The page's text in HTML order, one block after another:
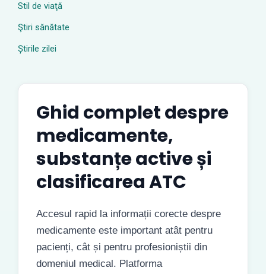
Stil de viaţă
Ştiri sănătate
Știrile zilei
Ghid complet despre
medicamente,
substanțe active și
clasificarea ATC
Accesul rapid la informații corecte despre
medicamente este important atât pentru
pacienți, cât și pentru profesioniștii din
domeniul medical. Platforma